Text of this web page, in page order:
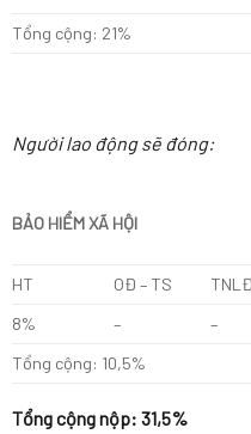
Tổng cộng: 21%
Người lao động sẽ đóng:
BẢO HIỂM XÃ HỘI
HT OĐ – TS
8%
– –
Tổng cộng: 10,5%
Tổng cộng nộp: 31,5%